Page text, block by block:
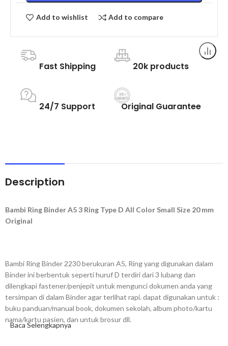
Add to wishlist Add to compare
Fast Shipping 20k products
24/7 Support Original Guarantee
Description
Bambi Ring Binder A5 3 Ring Type D All Color Small Size 20 mm
Original
Bambi Ring Binder 2230 berukuran A5, Ring yang digunakan dalam
Binder ini berbentuk seperti huruf D terdiri dari 3 lubang dan
dilengkapi fastener/penjepit untuk mengunci dokumen anda yang
tersimpan di dalam Binder agar terlihat rapi. dapat digunakan untuk :
buku panduan/manual book, dokumen sekolah, album photo/kartu
nama/kartu pasien, dan untuk brosur dll.
Baca Selengkapnya